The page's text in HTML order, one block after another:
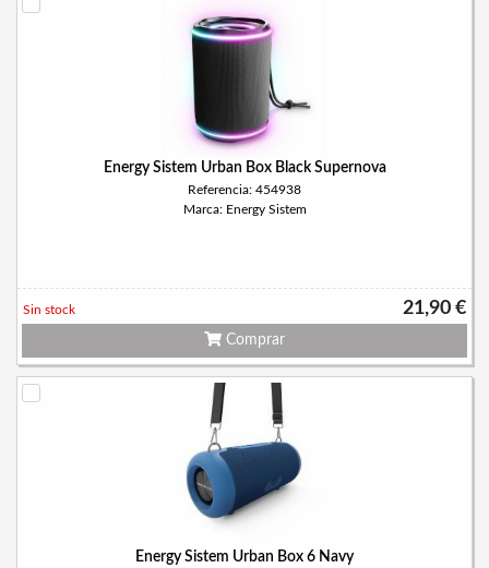
Energy Sistem Urban Box Black Supernova
Referencia: 454938
Marca: Energy Sistem
21,90 €
Sin stock
Comprar
Energy Sistem Urban Box 6 Navy